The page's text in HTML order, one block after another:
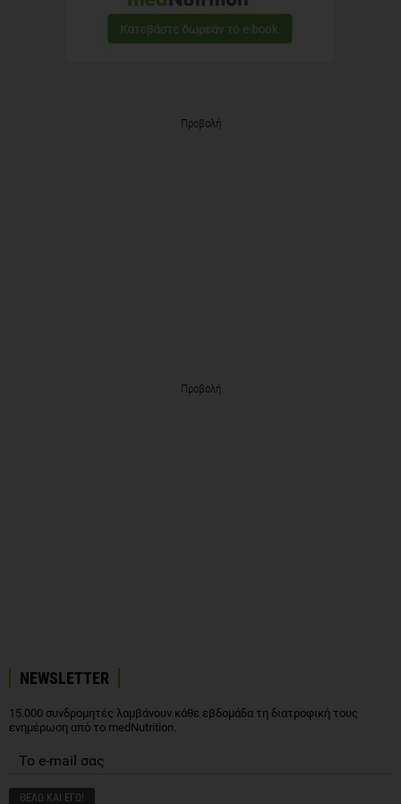
Προβολή
Προβολή
NEWSLETTER
15.000 συνδρομητές λαμβάνουν κάθε εβδομάδα τη διατροφική τους
ενημέρωση από το medNutrition.